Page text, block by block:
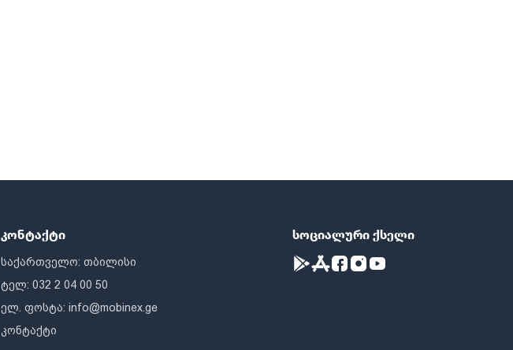
კონტაქტი
საქართველო: თბილისი
ტელ: 032 2 04 00 50
ელ. ფოსტა:info@mobinex.ge
კონტაქტი
სოციალური ქსელი